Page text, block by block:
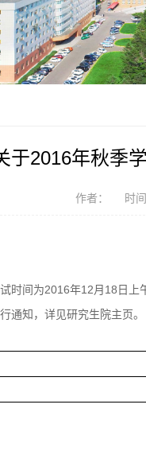
于2016年秋季
作者： 时
时间为2016年12月 18 日上
通知，详见研究生院主页。